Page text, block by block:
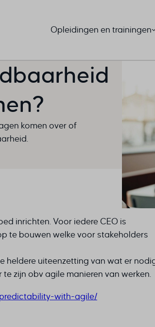
Opleidingen en trainingen
komen over of
inrichten. Voor iedere CEO is
te bouwen welke voor stakeholders
heldere uiteenzetting van wat er
zijn obv agile manieren van werken.
with-agile/